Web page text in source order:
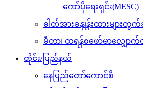
ကော်ပိုရေးရှင်း(MESC)
ဓါတ်အားခနှုန်းထားများတွက်
မီတာ၊ ထရန်စဖော်မာလျှောက်
တိုင်း/ပြည်နယ်
နေပြည်တော်ကောင်စီ